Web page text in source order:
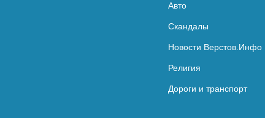
Авто
Скандалы
Новости Верстов.Инфо
Религия
Дороги и транспорт